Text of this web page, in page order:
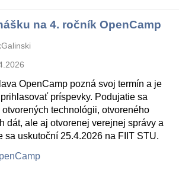
na 4. ročník OpenCamp
OpenCamp pozná svoj termín a je
príspevky. Podujatie sa
technológii, otvoreného
dát, ale aj otvorenej verejnej správy a
sa uskutoční 25.4.2026 na FIIT STU.